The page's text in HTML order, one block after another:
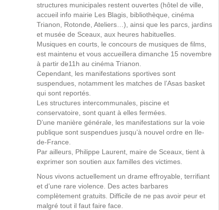
structures municipales restent ouvertes (hôtel de ville,
accueil info mairie Les Blagis, bibliothèque, cinéma
Trianon, Rotonde, Ateliers…), ainsi que les parcs, jardins
et musée de Sceaux, aux heures habituelles.
Musiques en courts, le concours de musiques de films,
est maintenu et vous accueillera dimanche 15 novembre
à partir de11h au cinéma Trianon.
Cependant, les manifestations sportives sont
suspendues, notamment les matches de l’Asas basket
qui sont reportés.
Les structures intercommunales, piscine et
conservatoire, sont quant à elles fermées.
D’une manière générale, les manifestations sur la voie
publique sont suspendues jusqu’à nouvel ordre en Ile-
de-France.
Par ailleurs, Philippe Laurent, maire de Sceaux, tient à
exprimer son soutien aux familles des victimes.
Nous vivons actuellement un drame effroyable, terrifiant
et d’une rare violence. Des actes barbares
complètement gratuits. Difficile de ne pas avoir peur et
malgré tout il faut faire face.